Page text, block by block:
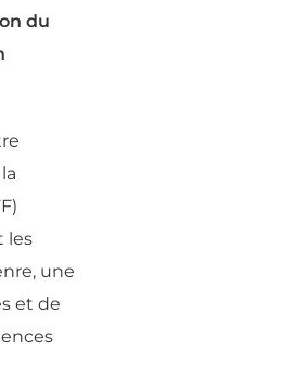
du
les
une
et de